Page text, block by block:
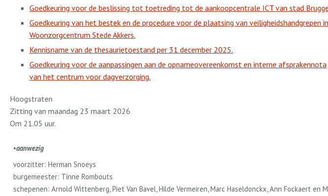
Goedkeuring voor de beslissing tot toetreding tot de aankoopcentrale ICT van stad
Goedkeuring van het bestek en de procedure voor de plaatsing van veiligheidshandgrepen in
Woonzorgcentrum Stede Akkers.
Kennisname van de thesaurietoestand per 31 december 2025.
Goedkeuring voor de aanpassingen aan de opnameovereenkomst en interne afsprakennota
van het centrum voor dagverzorging.
Hoogstraten
Zitting van maandag 23 maart 2026
Om 21.05 uur.
•aanwezig
voorzitter: Herman Snoeys
burgemeester: Tinne Rombouts
schepenen: Arnold Wittenberg, Piet Van Bavel, Hilde Vermeiren, Marc Haseldonckx, Ann Fockaert en